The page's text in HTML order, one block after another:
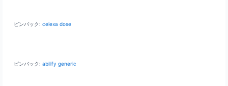
ピンバック: celexa dose
ピンバック: abilify generic